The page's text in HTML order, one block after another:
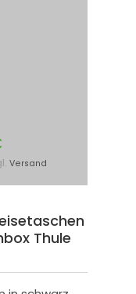
Versand
Thule